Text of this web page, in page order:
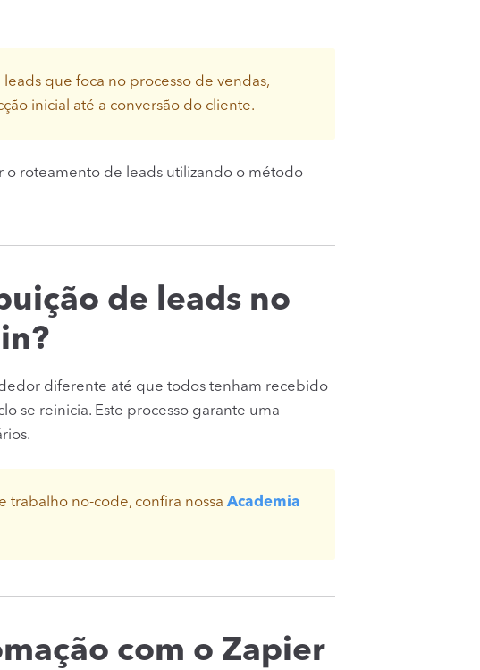
que foca no processo de vendas,
inicial até a conversão do cliente.
o roteamento de leads utilizando o método
de leads no
diferente até que todos tenham recebido
se reinicia. Este processo garante uma
trabalho no-code, confira nossa Academia
com o Zapier